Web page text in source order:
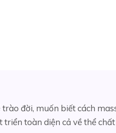
đời, muốn biết cách
toàn diện cả về thể